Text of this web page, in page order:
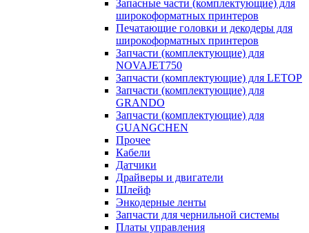
Запасные части (комплектующие) для
широкоформатных принтеров
Печатающие головки и декодеры для
широкоформатных принтеров
Запчасти (комплектующие) для
NOVAJET750
Запчасти (комплектующие) для LETOP
Запчасти (комплектующие) для
GRANDO
Запчасти (комплектующие) для
GUANGCHEN
Прочее
Кабели
Датчики
Драйверы и двигатели
Шлейф
Энкодерные ленты
Запчасти для чернильной системы
Платы управления